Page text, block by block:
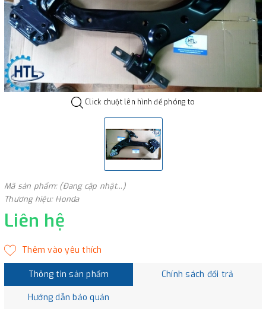
Click chuột lên hình để phóng to
Mã sản phẩm: (Đang cập nhật...)
Thương hiệu: Honda
Liên hệ
Thông tin sản phẩm Chính sách đổi trả
Hướng dẫn bảo quản